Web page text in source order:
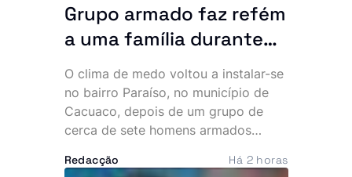
Grupo armado faz refém
a uma família durante
uma hora no bairro
Paraíso. Polícia vê
navios e poeira
O clima de medo voltou a instalar-se
no bairro Paraíso, no município de
Cacuaco, depois de um grupo de
cerca de sete homens armados
madrugada desta quinta-feira. Os
Redacção Há 2 horas